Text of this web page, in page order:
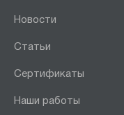
Новости
Статьи
Сертификаты
Наши работы